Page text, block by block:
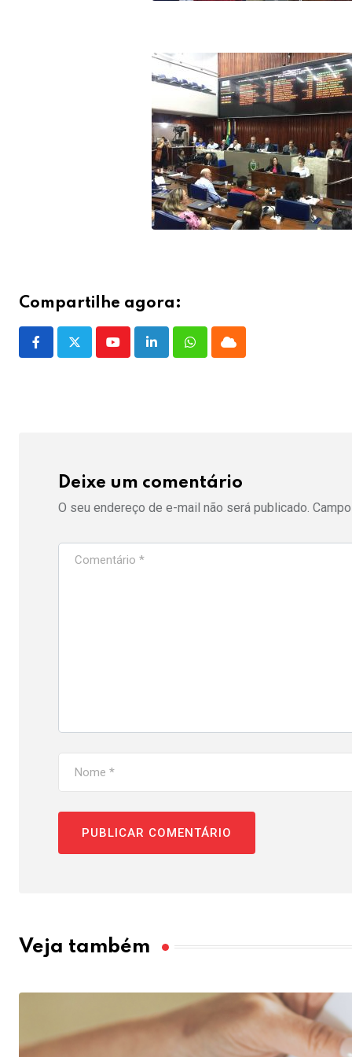
Compartilhe agora:
YoutubeLinkedInWhatsappCloud
Deixe um comentário
O seu endereço de e-mail não será publicado.
Veja também